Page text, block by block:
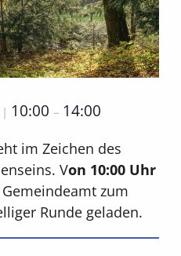
| 10:00 – 14:00
im Zeichen des
Von 10:00 Uhr
zum
Runde geladen.